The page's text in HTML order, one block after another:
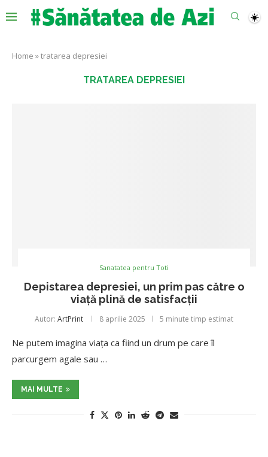
Home »tratarea depresiei
TRATAREA DEPRESIEI
Sanatatea pentru Toti
Depistarea depresiei, un prim pas către o
viață plină de satisfacții
Autor: ArtPrint 8 aprilie 2025 5 minute timp estimat
Ne putem imagina viața ca fiind un drum pe care îl
parcurgem agale sau …
MAI MULTE